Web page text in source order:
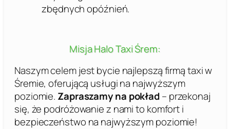
zbędnych opóźnień.
Misja Halo Taxi Śrem:
Naszym celem jest bycie najlepszą firmą taxi w
Śremie, oferującą usługi na najwyższym
poziomie. Zapraszamy na pokład– przekonaj
się, że podróżowanie z nami to komfort i
bezpieczeństwo na najwyższym poziomie!